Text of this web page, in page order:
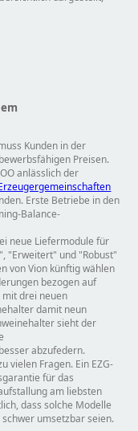
Kunden in der
Preisen.
anlässlich der
Erste Betriebe in den
Balance-
neue Liefermodule für
, Erweitert und Robust"
von Vion künftig wählen
bezogen auf
mit drei neuen
damit neun
sieht der
abzufedern.
vielen Fragen. Ein EZG-
für das
am liebsten
dass solche Modelle
umsetzbar seien.